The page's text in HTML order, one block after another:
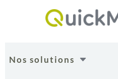
C
Nos solutions